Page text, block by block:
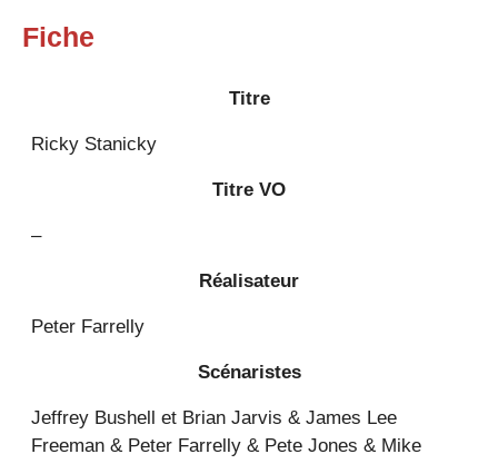
Fiche
Titre
Ricky Stanicky
Titre VO
–
Réalisateur
Peter Farrelly
Scénaristes
Jeffrey Bushell et Brian Jarvis & James Lee
Freeman & Peter Farrelly & Pete Jones & Mike